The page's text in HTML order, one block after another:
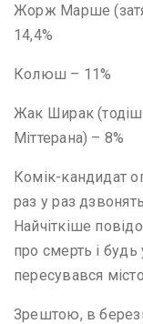
Жорж Марше
14,4%
Колюш – 11%
Жак Ширак
Міттерана) – 8%
Комік-кандидат
раз у раз
Найчіткіше
про смерть і
пересувався
Зрештою, в